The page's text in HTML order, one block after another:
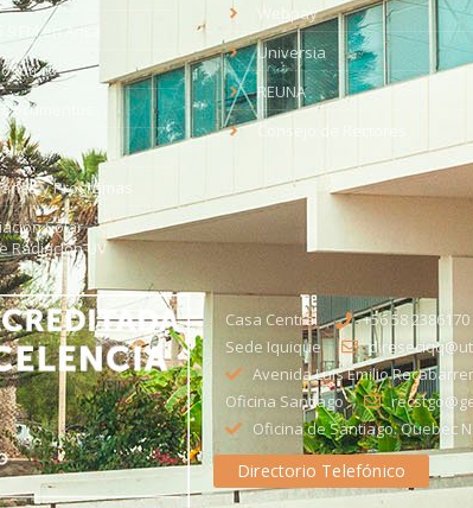
FM en Arica
y Programas
Solar -
Radiación UV
Webpay
Universia
REUNA
Casa Central +56 58 2386170
Sede Iquique
Avenida Luis Emilio
Oficina Santiago
Oficina de Santiago: Quebec
Directorio Telefónico